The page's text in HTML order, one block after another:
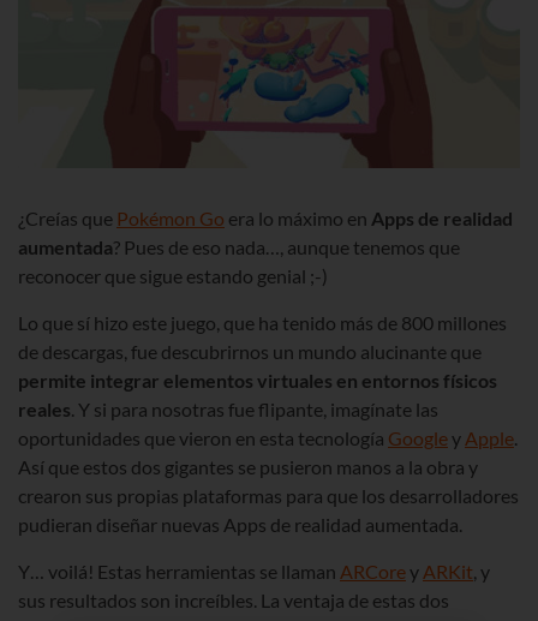
¿Creías que Pokémon Go era lo máximo en Apps de realidad
aumentada? Pues de eso nada…, aunque tenemos que
reconocer que sigue estando genial ;-)
Lo que sí hizo este juego, que ha tenido más de 800 millones
de descargas, fue descubrirnos un mundo alucinante que
permite integrar elementos virtuales en entornos físicos
reales. Y si para nosotras fue flipante, imagínate las
oportunidades que vieron en esta tecnología Googley Apple.
Así que estos dos gigantes se pusieron manos a la obra y
crearon sus propias plataformas para que los desarrolladores
pudieran diseñar nuevas Apps de realidad aumentada.
Y… voilá! Estas herramientas se llaman ARCorey ARKit, y
sus resultados son increíbles. La ventaja de estas dos